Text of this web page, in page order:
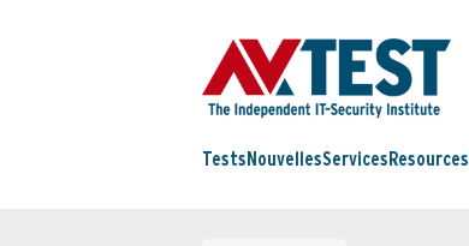
Tests NouvellesServices Resources